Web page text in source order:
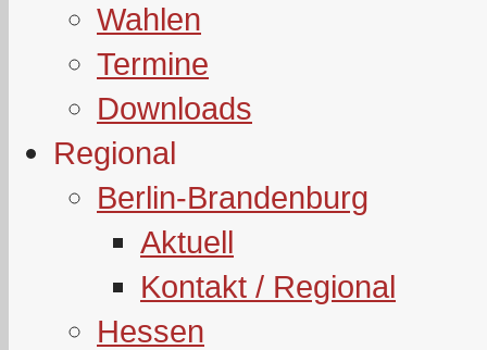
Wahlen
Termine
Downloads
Regional
Berlin-Brandenburg
Aktuell
Kontakt / Regional
Hessen